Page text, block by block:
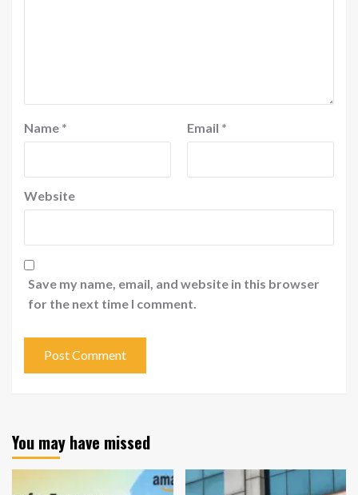
Name * Email *
Website
Save my name, email, and website in this browser
for the next time I comment.
You may have missed